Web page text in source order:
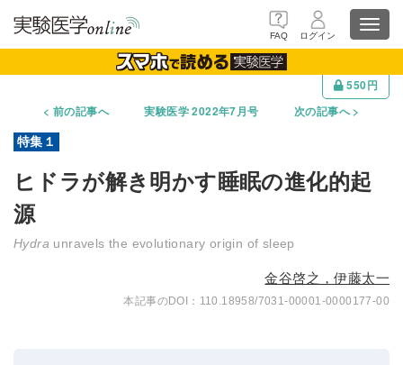
FAQ ログイン
550円
前の記事へ
実験医学 2022年7月号 次の記事へ
ヒドラが解き明かす睡眠の進化的起
源
Hydra unravels the evolutionary origin of sleep
金谷啓之，伊藤太一
110.18958/7031-00001-0000177-00